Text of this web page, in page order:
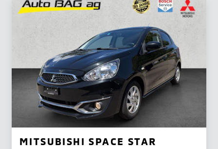
MITSUBISHI SPACE STAR